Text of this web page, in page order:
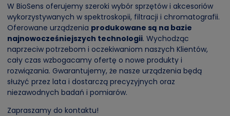
W BioSens oferujemy szeroki wybór sprzętów i akcesoriów
wykorzystywanych w spektroskopii, filtracji i chromatografii.
Oferowane urządzenia produkowane są na bazie
najnowocześniejszych technologii. Wychodząc
naprzeciw potrzebom i oczekiwaniom naszych Klientów,
cały czas wzbogacamy ofertę o nowe produkty i
rozwiązania. Gwarantujemy, że nasze urządzenia będą
służyć przez lata i dostarczą precyzyjnych oraz
niezawodnych badań i pomiarów.
Zapraszamy do kontaktu!